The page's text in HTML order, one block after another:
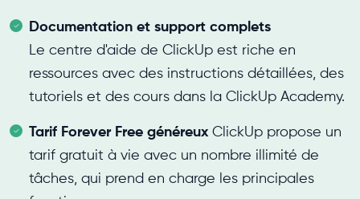
Documentation et support complets
Le centre d'aide de ClickUp est riche en
ressources avec des instructions détaillées, des
tutoriels et des cours dans la ClickUp Academy.
Tarif Forever Free généreux ClickUp propose un
tarif gratuit à vie avec un nombre illimité de
tâches, qui prend en charge les principales